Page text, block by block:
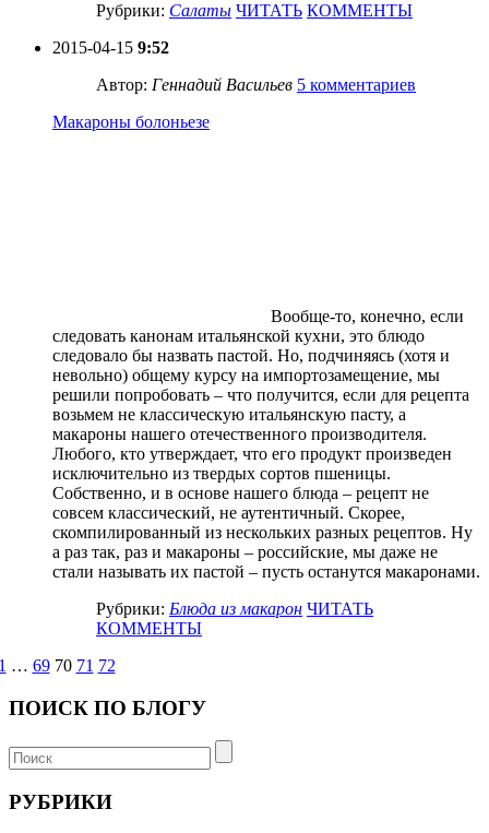
Рубрики: Салаты ЧИТАТЬ КОММЕНТЫ
2015-04-15 9:52
Автор: Геннадий Васильев 5 комментариев
Макароны болоньезе
Вообще-то, конечно, если
следовать канонам итальянской кухни, это блюдо
следовало бы назвать пастой. Но, подчиняясь (хотя и
невольно) общему курсу на импортозамещение, мы
решили попробовать – что получится, если для рецепта
возьмем не классическую итальянскую пасту, а
макароны нашего отечественного производителя.
Любого, кто утверждает, что его продукт произведен
исключительно из твердых сортов пшеницы.
Собственно, и в основе нашего блюда – рецепт не
совсем классический, не аутентичный. Скорее,
скомпилированный из нескольких разных рецептов. Ну
а раз так, раз и макароны – российские, мы даже не
стали называть их пастой – пусть останутся макаронами.
Рубрики: Блюда из макарон ЧИТАТЬ
КОММЕНТЫ
… 69 70 71 72
ПОИСК ПО БЛОГУ
РУБРИКИ